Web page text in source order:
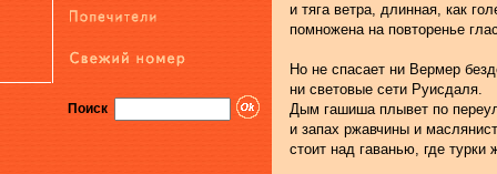
Поиск
и тяга ветра, длинная, как
помножена на повторенье
Но не спасает ни Вермер
ни световые сети Руисдаля.
Дым гашиша плывет по
и запах ржавчины и
стоит над гаванью, где турки